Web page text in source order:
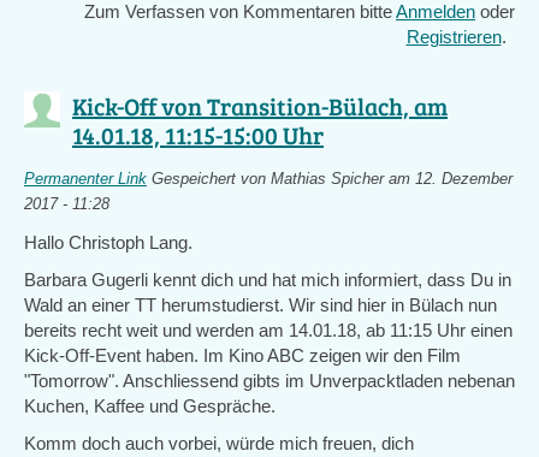
external)
Zum Verfassen von Kommentaren bitteAnmelden oder
Registrieren.
Kick-Off von Transition-Bülach, am
14.01.18, 11:15-15:00 Uhr
Permanenter Link Gespeichert von Mathias Spicheram 12. Dezember
2017 - 11:28
Hallo Christoph Lang.
Barbara Gugerli kennt dich und hat mich informiert, dass Du in
Wald an einer TT herumstudierst. Wir sind hier in Bülach nun
bereits recht weit und werden am 14.01.18, ab 11:15 Uhr einen
Kick-Off-Event haben. Im Kino ABC zeigen wir den Film
"Tomorrow". Anschliessend gibts im Unverpacktladen nebenan
Kuchen, Kaffee und Gespräche.
Komm doch auch vorbei, würde mich freuen, dich